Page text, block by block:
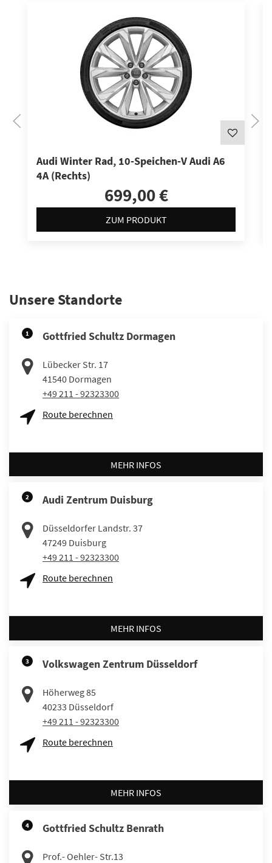
Audi Winter Rad, 10-Speichen-V Audi A6
4A (Rechts)
699,00 €
ZUM PRODUKT
Unsere Standorte
1 Gottfried Schultz Dormagen
Lübecker Str. 17
41540 Dormagen
+49 211 - 92323300
Route berechnen
MEHR INFOS
2 Audi Zentrum Duisburg
Düsseldorfer Landstr. 37
47249 Duisburg
+49 211 - 92323300
Route berechnen
MEHR INFOS
3 Volkswagen Zentrum Düsseldorf
Höherweg 85
40233 Düsseldorf
+49 211 - 92323300
Route berechnen
MEHR INFOS
4 Gottfried Schultz Benrath
Prof.- Oehler- Str.13